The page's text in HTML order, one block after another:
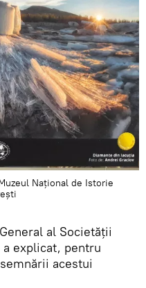
Național de Istorie
al Societății
a explicat, pentru
acestui